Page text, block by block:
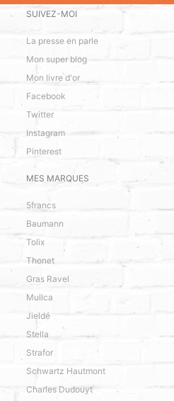
SUIVEZ-MOI
La presse en parle
Mon super blog
Mon livre d'or
Facebook
Twitter
Instagram
Pinterest
MES MARQUES
5francs
Baumann
Tolix
Thonet
Gras Ravel
Mullca
Jieldé
Stella
Strafor
Schwartz Hautmont
Charles Dudouyt